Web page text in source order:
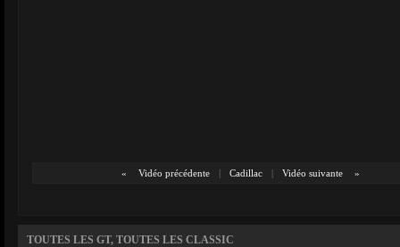
« Vidéo précédente | Cadillac | Vidéo suivante »
TOUTES LES GT, TOUTES LES CLASSIC